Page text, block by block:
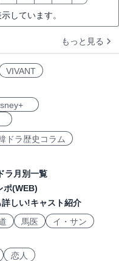
しています。
もっと見る
VIVANT
ドラ歴史コラム
ラ月別一覧
ポ(WEB)
詳しい!キャスト紹介
馬医
イ・サン
恋人